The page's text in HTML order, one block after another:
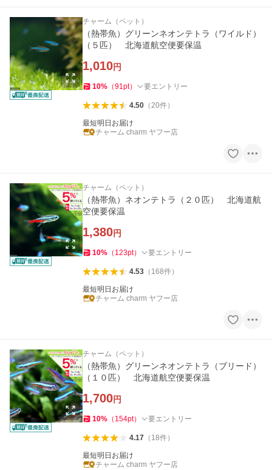
チャーム（ペット）
（熱帯魚）グリーンネオンテトラ（ワイルド）
（５匹） 北海道航空便要保温
1,010円
10% （91pt） 要エントリー
4.50（20件）
最短明日お届け
チャーム charm ヤフー店
チャーム（ペット）
（熱帯魚）ネオンテトラ（２０匹） 北海道航
空便要保温
1,380円
10% （ 123pt） 要エントリー
4.53（ 168件）
最短明日お届け
チャーム charm ヤフー店
チャーム（ペット）
（熱帯魚）グリーンネオンテトラ（ブリード）
（１０匹） 北海道航空便要保温
1,700円
10% （ 154pt） 要エントリー
4.17（ 18件）
最短明日お届け
チャーム charm ヤフー店